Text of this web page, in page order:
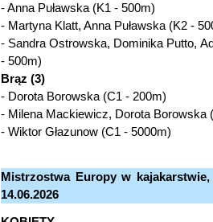
- Anna Puławska (K1 - 500m)
- Martyna Klatt, Anna Puławska (K2 -
- Sandra Ostrowska, Dominika Putto,
- 500m)
Brąz (3)
- Dorota Borowska (C1 - 200m)
- Milena Mackiewicz, Dorota Borowska
- Wiktor Głazunow (C1 - 5000m)
Mistrzostwa Europy w
14.06.2026